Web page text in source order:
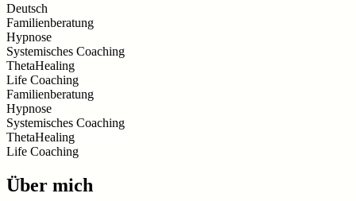
Deutsch
Familienberatung
Hypnose
Systemisches Coaching
ThetaHealing
Life Coaching
Familienberatung
Hypnose
Systemisches Coaching
ThetaHealing
Life Coaching
Über mich